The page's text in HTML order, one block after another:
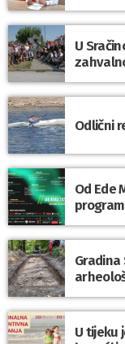
U
Odlični
Od Ede
U tijeku